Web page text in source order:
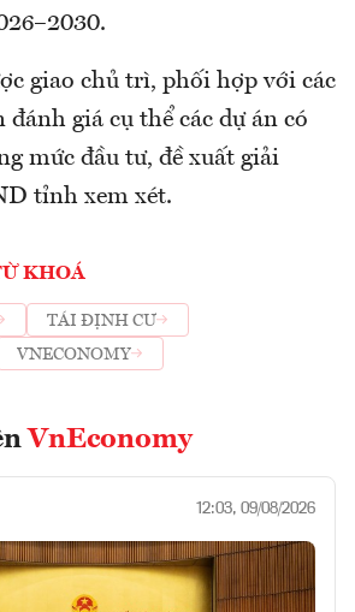
giao chủ trì, phối hợp với các
giá cụ thể các dự án có
mức đầu tư, đề xuất giải
tỉnh xem xét.
KHOÁ
TÁI ĐỊNH CƯ
VNECONOMY
VnEconomy
12:03, 09/08/2026